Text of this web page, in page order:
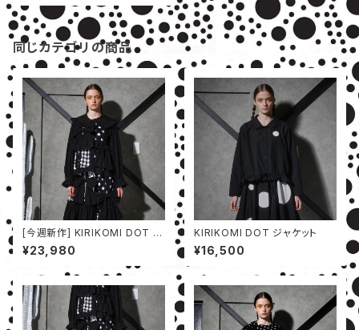
同じカテゴリの商品
[今週新作] KIRIKOMI DOT シ
ャツ
¥23,980
KIRIKOMI DOT ジャケット
¥16,500